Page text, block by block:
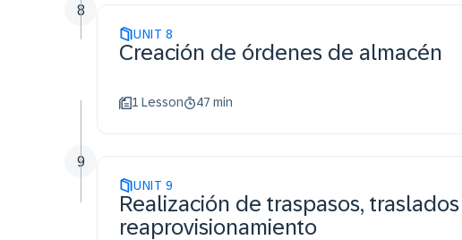
UNIT 8
Creación de órdenes de almacén
1 Lesson 47 min
8
UNIT 9
Realización de traspasos,
reaprovisionamiento
9